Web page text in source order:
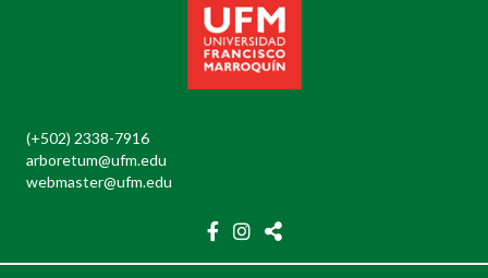
(+502) 2338-7916
arboretum@ufm.edu
webmaster@ufm.edu